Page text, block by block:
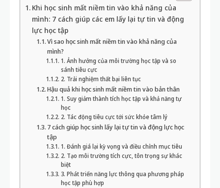
Khi học sinh mất niềm tin vào khả năng của
mình: 7 cách giúp các em lấy lại tự tin và động
lực học tập
Vì sao học sinh mất niềm tin vào khả năng của
mình?
1. Ảnh hưởng của môi trường học tập và so
sánh tiêu cực
2. Trải nghiệm thất bại liên tục
Hậu quả khi học sinh mất niềm tin vào bản thân
1. Suy giảm thành tích học tập và khả năng tự
học
2. Tác động tiêu cực tới sức khỏe tâm lý
7 cách giúp học sinh lấy lại tự tin và động lực học
tập
1. Đánh giá lại kỳ vọng và điều chỉnh mục tiêu
2. Tạo môi trường tích cực, tôn trọng sự khác
biệt
3. Phát triển năng lực thông qua phương pháp
học tập phù hợp